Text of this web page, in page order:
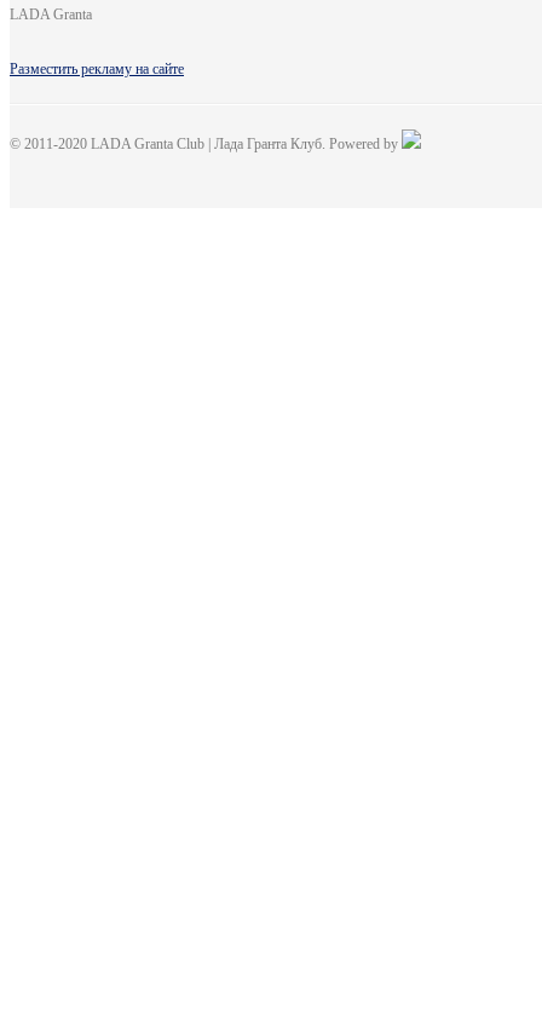
LADA Granta
Разместить рекламу на сайте
© 2011-2020 LADA Granta Club | Лада Гранта Клуб. Powered by